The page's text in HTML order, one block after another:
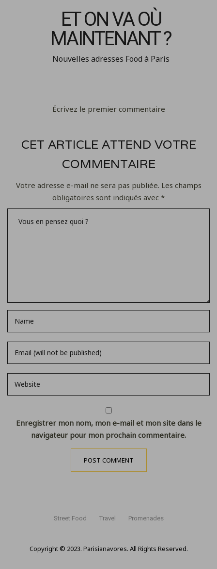
ET ON VA OÙ
MAINTENANT ?
Nouvelles adresses Food à Paris
Écrivez le premier commentaire
CET ARTICLE ATTEND VOTRE
COMMENTAIRE
Votre adresse e-mail ne sera pas publiée. Les champs
obligatoires sont indiqués avec *
Enregistrer mon nom, mon e-mail et mon site dans le
navigateur pour mon prochain commentaire.
Street Food Travel Promenades
Copyright © 2023. Parisianavores. All Rights Reserved.